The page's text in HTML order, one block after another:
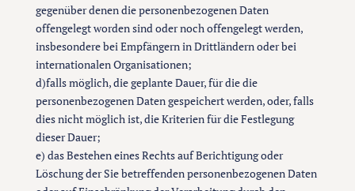
gegenüber denen die personenbezogenen Daten
offengelegt worden sind oder noch offengelegt werden,
insbesondere bei Empfängern in Drittländern oder bei
internationalen Organisationen;
d)falls möglich, die geplante Dauer, für die die
personenbezogenen Daten gespeichert werden, oder, falls
dies nicht möglich ist, die Kriterien für die Festlegung
dieser Dauer;
e) das Bestehen eines Rechts auf Berichtigung oder
Löschung der Sie betreffenden personenbezogenen Daten